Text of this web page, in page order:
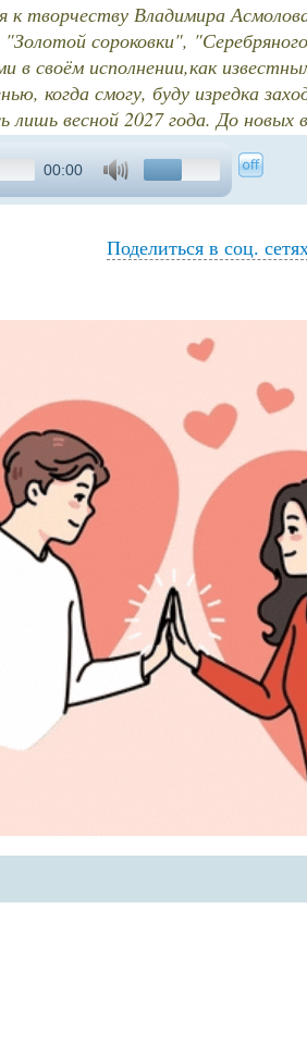
к творчеству Владимира
сороковки",
в своём исполнении,как
когда смогу, буду изредка
лишь весной 2027 года. До новых
00:00
Поделиться в соц.